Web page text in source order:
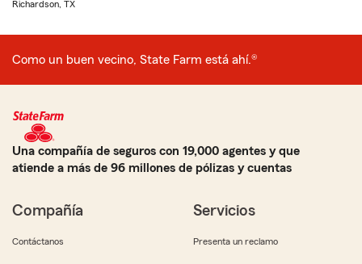
Richardson, TX
Como un buen vecino, State Farm está ahí.®
Una compañía de seguros con 19,000 agentes y que
atiende a más de 96 millones de pólizas y cuentas
Compañía
Contáctanos
Servicios
Presenta un reclamo